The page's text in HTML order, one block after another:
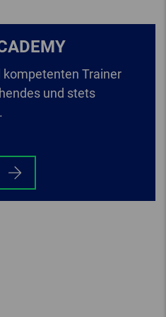
kompetenten Trainer
und stets